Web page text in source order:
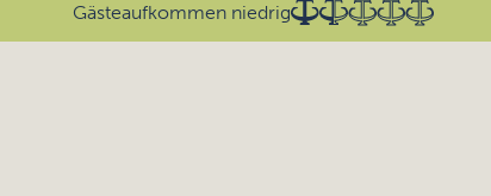
Gästeaufkommen niedrig